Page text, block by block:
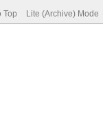
Top Lite (Archive) Mode